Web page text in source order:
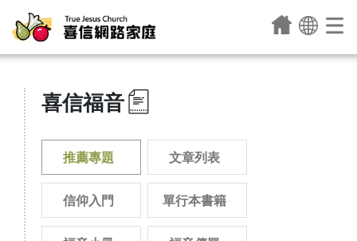
喜信福音
推薦專題 文章列表
信仰入門 單行本書籍